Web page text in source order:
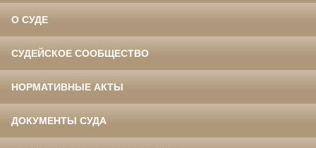
О СУДЕ
СУДЕЙСКОЕ СООБЩЕСТВО
НОРМАТИВНЫЕ АКТЫ
ДОКУМЕНТЫ СУДА